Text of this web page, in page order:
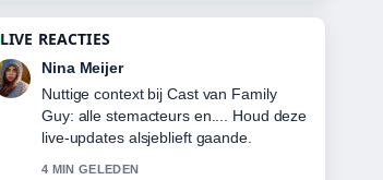
LIVE REACTIES
Emma de Vries
De berichtgeving over Varkenshaas uit
de oven: perfecte tijd, temperatuur...
voelt solide en goed te volgen.
6 MIN GELEDEN